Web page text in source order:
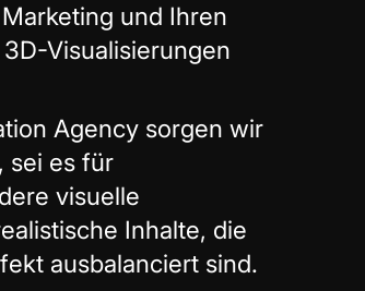
und Ihren
Visualisierungen
Agency sorgen wir
sei es für
visuelle
Inhalte, die
ausbalanciert sind.